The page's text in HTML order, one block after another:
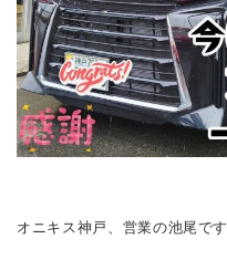
オニキス神戸、営業の池尾です